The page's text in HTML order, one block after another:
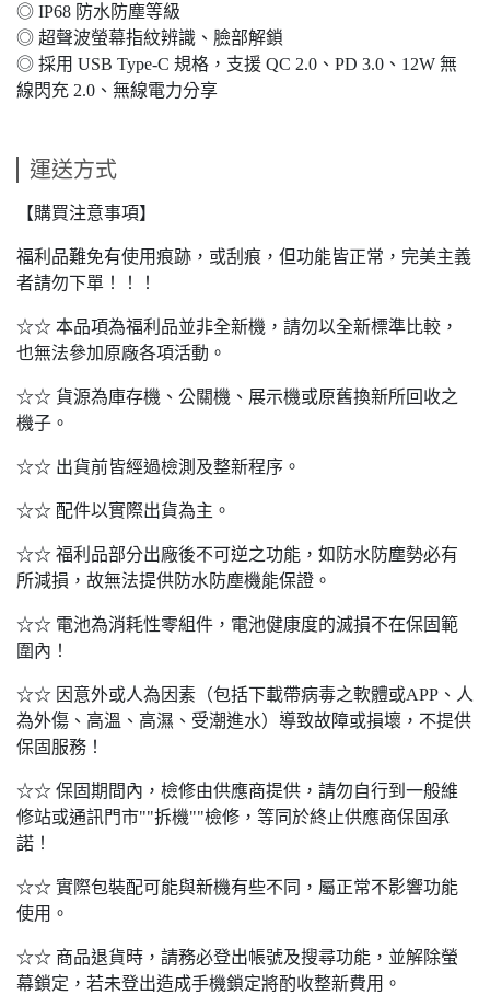
◎ IP68 防水防塵等級
◎ 超聲波螢幕指紋辨識、臉部解鎖
◎ 採用 USB Type-C 規格，支援 QC 2.0、PD 3.0、12W 無
線閃充 2.0、無線電力分享
運送方式
【購買注意事項】
福利品難免有使用痕跡，或刮痕，但功能皆正常，完美主義
者請勿下單！！！
☆☆ 本品項為福利品並非全新機，請勿以全新標準比較，
也無法參加原廠各項活動。
☆☆ 貨源為庫存機、公關機、展示機或原舊換新所回收之
機子。
☆☆ 出貨前皆經過檢測及整新程序。
☆☆ 配件以實際出貨為主。
☆☆ 福利品部分出廠後不可逆之功能，如防水防塵勢必有
所減損，故無法提供防水防塵機能保證。
☆☆ 電池為消耗性零組件，電池健康度的滅損不在保固範
圍內！
☆☆ 因意外或人為因素（包括下載帶病毒之軟體或APP、人
為外傷、高溫、高濕、受潮進水）導致故障或損壞，不提供
保固服務！
☆☆ 保固期間內，檢修由供應商提供，請勿自行到一般維
修站或通訊門市""拆機""檢修，等同於終止供應商保固承
諾！
☆☆ 實際包裝配可能與新機有些不同，屬正常不影響功能
使用。
☆☆ 商品退貨時，請務必登出帳號及搜尋功能，並解除螢
幕鎖定，若未登出造成手機鎖定將酌收整新費用。